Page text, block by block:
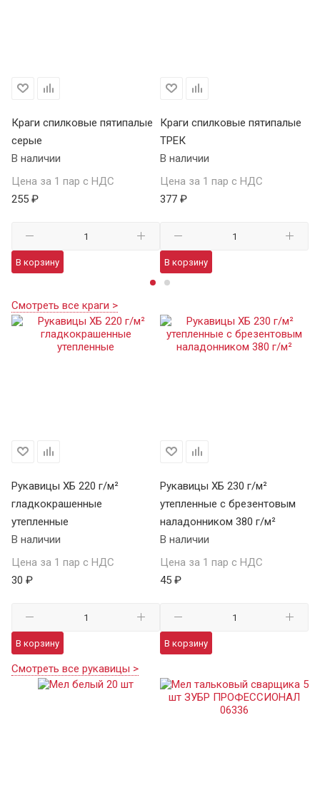
Краги спилковые пятипалые
серые
В наличии
Цена за 1 пар с НДС
255 ₽
В корзину
Краги спилковые пятипалые
ТРЕК
В наличии
Цена за 1 пар с НДС
377 ₽
В корзину
Смотреть все краги >
Рукавицы ХБ 220 г/м²
гладкокрашенные
утепленные
В наличии
Цена за 1 пар с НДС
30 ₽
В корзину
Рукавицы ХБ 230 г/м²
утепленные с брезентовым
наладонником 380 г/м²
В наличии
Цена за 1 пар с НДС
45 ₽
В корзину
Смотреть все рукавицы >